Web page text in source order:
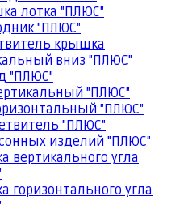
лотка "ПЛЮС"
"ПЛЮС"
крышка
вниз "ПЛЮС"
"ПЛЮС"
"ПЛЮС"
"ПЛЮС"
"ПЛЮС"
изделий "ПЛЮС"
вертикального угла
горизонтального угла